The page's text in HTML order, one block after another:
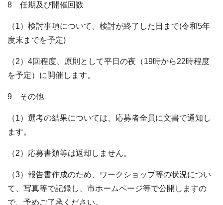
8 任期及び開催回数
（1）検討事項について、検討が終了した日まで(令和5年
度末までを予定)
（2）4回程度、原則として平日の夜（19時から22時程度
を予定）に開催します。
9 その他
（1）選考の結果については、応募者全員に文書で通知し
ます。
（2）応募書類等は返却しません。
（3）報告書作成のため、ワークショップ等の状況につい
て、写真等で記録し、市ホームページ等で公開しますの
で、予めご了承ください。